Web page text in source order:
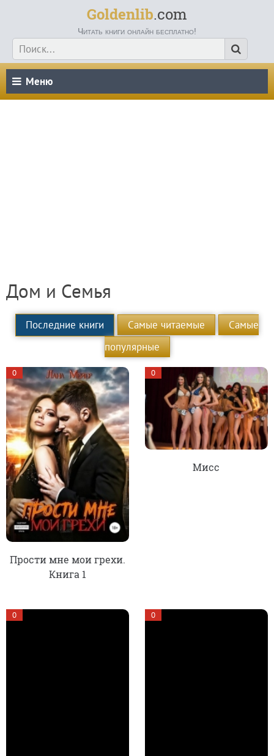
Goldenlib.com
Читать книги онлайн бесплатно!
Меню
Дом и Семья
Последние книги Самые читаемые
Самые
популярные
Прости мне мои грехи.
Книга 1
0
Мисс
0
0 0